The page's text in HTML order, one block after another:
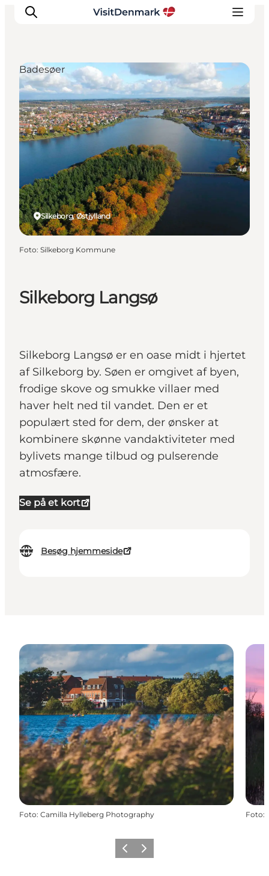
Inspiration
Destinationer
Oplevelser
Overnatning
Planlæg ferien
Silkeborg Langsø
Silkeborg Langsø er en oase midt i hjertet
af Silkeborg by. Søen er omgivet af byen,
frodige skove og smukke villaer med
haver helt ned til vandet. Den er et
populært sted for dem, der ønsker at
kombinere skønne vandaktiviteter med
bylivets mange tilbud og pulserende
atmosfære.
Se på et kort
Besøg hjemmeside
Silkeborg, Østjylland
Badesøer
Foto: Silkeborg Kommune
Foto: Camilla Hylleberg Photography Foto:
ForrigeNæste